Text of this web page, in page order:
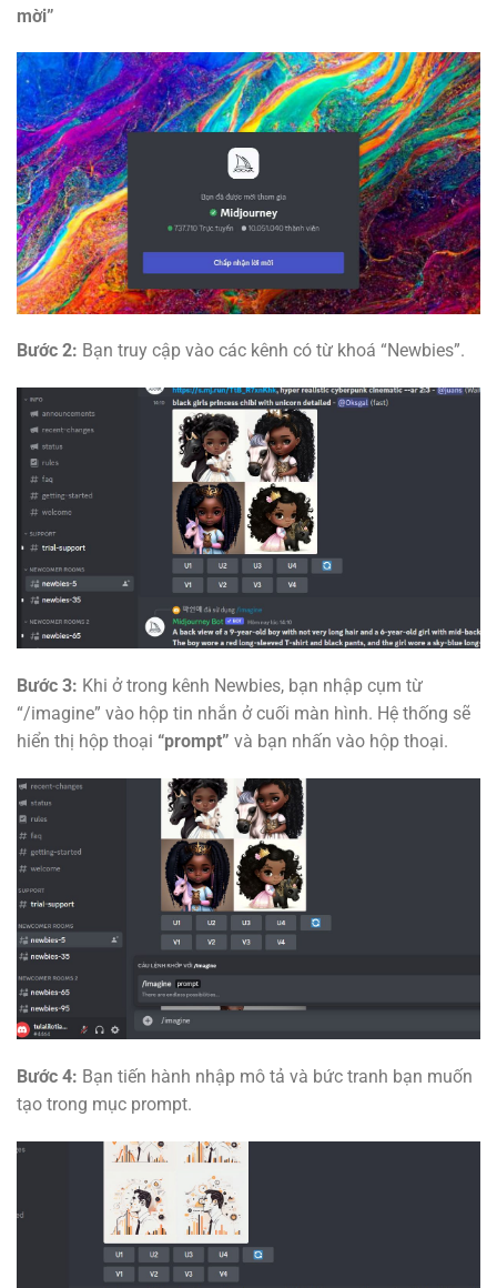
mời”
Bước 2: Bạn truy cập vào các kênh có từ khoá “Newbies”.
Bước 3: Khi ở trong kênh Newbies, bạn nhập cụm từ
“/imagine” vào hộp tin nhắn ở cuối màn hình. Hệ thống sẽ
hiển thị hộp thoại “prompt” và bạn nhấn vào hộp thoại.
Bước 4: Bạn tiến hành nhập mô tả và bức tranh bạn muốn
tạo trong mục prompt.